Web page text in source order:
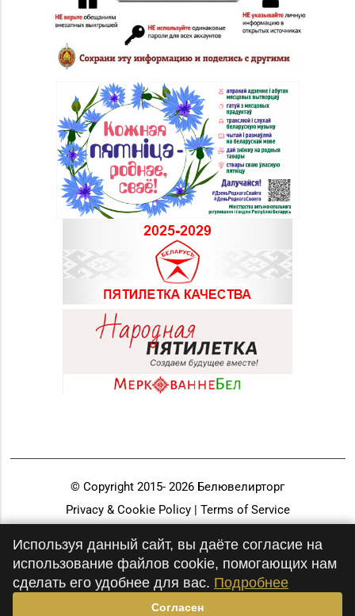
© Copyright 2015- 2026 Белювелирторг
Privacy & Cookie Policy | Terms of Service
Используя данный сайт, вы даёте согласие на
использование файлов cookie, помогающих нам
сделать его удобнее для вас. Подробнее
Согласен